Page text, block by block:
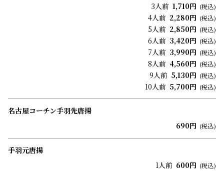
3人前 1,710円 (税込)
4人前 2,280円 (税込)
5人前 2,850円 (税込)
6人前 3,420円 (税込)
7人前 3,990円 (税込)
8人前 4,560円 (税込)
9人前 5,130円 (税込)
10人前 5,700円 (税込)
名古屋コーチン手羽先唐揚
690円 (税込)
手羽元唐揚
1人前 600円 (税込)